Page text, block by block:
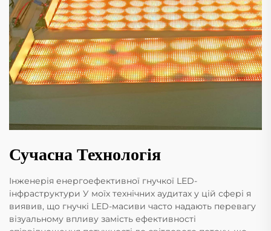
Сучасна Технологія
Інженерія енергоефективної гнучкої LED-
інфраструктури У моїх технічних аудитах у цій сфері я
виявив, що гнучкі LED-масиви часто надають перевагу
візуальному впливу замість ефективності